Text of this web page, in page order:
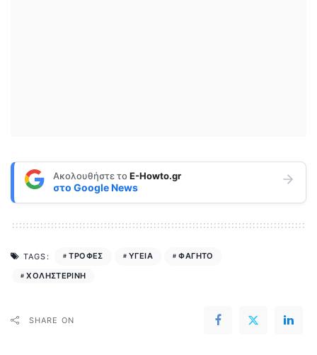
Ακολουθήστε τοE-Howto.gr
στο Google News
TAGS: ΤΡΟΦΕΣ ΥΓΕΙΑ
ΦΑΓΗΤΟ
ΧΟΛΗΣΤΕΡΙΝΗ
SHARE ON